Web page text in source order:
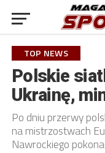
TOP NEWS
Polskie
Ukrainę,
Po dniu przerwy
na mistrzostwach
Nawrockiego